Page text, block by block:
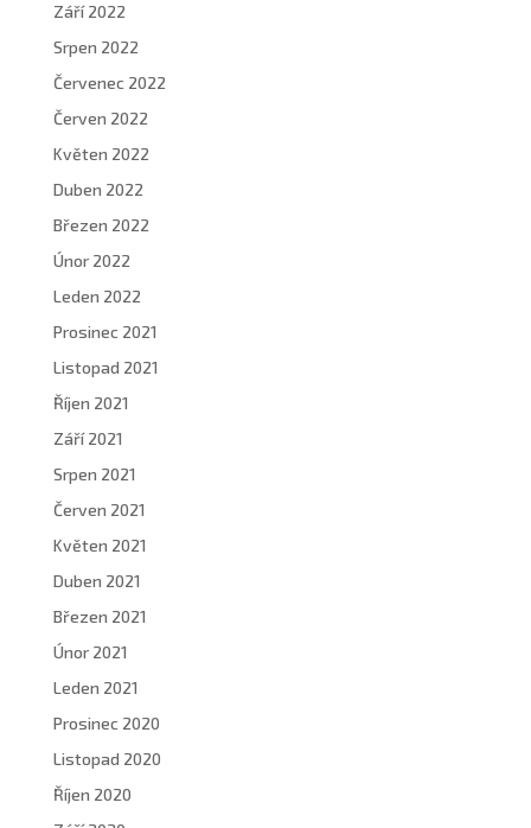
Září 2022
Srpen 2022
Červenec 2022
Červen 2022
Květen 2022
Duben 2022
Březen 2022
Únor 2022
Leden 2022
Prosinec 2021
Listopad 2021
Říjen 2021
Září 2021
Srpen 2021
Červen 2021
Květen 2021
Duben 2021
Březen 2021
Únor 2021
Leden 2021
Prosinec 2020
Listopad 2020
Říjen 2020